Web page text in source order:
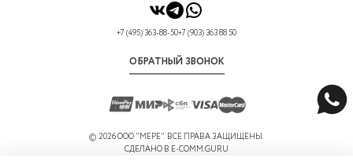
+7 (495) 363-88-50+7 (903) 363 88 50
ОБРАТНЫЙ ЗВОНОК
© 2026 ООО "МЕРЕ". ВСЕ ПРАВА ЗАЩИЩЕНЫ.
СДЕЛАНО В E-COMM.GURU